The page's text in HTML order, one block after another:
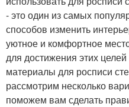
- это один из самых
способов изменить
уютное и комфортное
для достижения этих
материалы для росписи
рассмотрим несколько
поможем вам сделать